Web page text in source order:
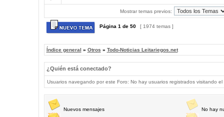
Mostrar temas previos:
Página 1 de 50 [ 1974 temas ]
Índice general » Otros » Todo-Noticias Leitariegos.net
¿Quién está conectado?
Usuarios navegando por este Foro: No hay usuarios registrados visitando
Nuevos mensajes No hay